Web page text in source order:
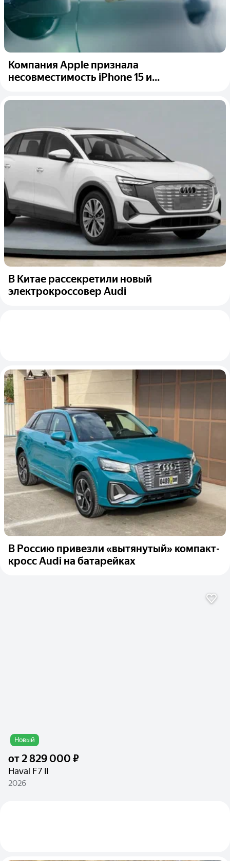
Компания Apple признала
несовместимость iPhone 15 и...
В Китае рассекретили новый
электрокроссовер Audi
В Россию привезли «вытянутый» компакт-
кросс Audi на батарейках
Новый
от2 829 000 ₽
Haval F7 II
2026